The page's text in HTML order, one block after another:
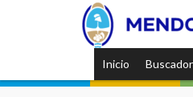
Inicio Buscador